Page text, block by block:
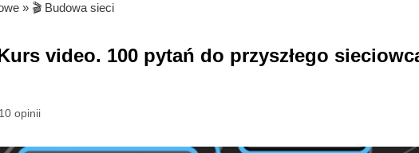
» 🎬 Budowa sieci
video. 100 pytań do przyszłego
10 opinii